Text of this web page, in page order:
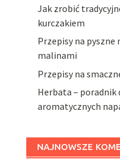
Jak zrobić
kurczakiem
Przepisy na pyszne
malinami
Przepisy na
Herbata – poradnik
aromatycznych
NAJNOWSZE